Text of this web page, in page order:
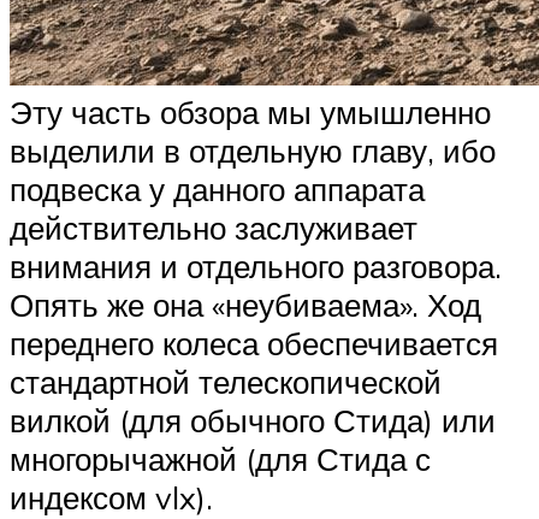
Эту часть обзора мы умышленно
выделили в отдельную главу, ибо
подвеска у данного аппарата
действительно заслуживает
внимания и отдельного разговора.
Опять же она «неубиваема». Ход
переднего колеса обеспечивается
стандартной телескопической
вилкой (для обычного Стида) или
многорычажной (для Стида с
индексом vlx).